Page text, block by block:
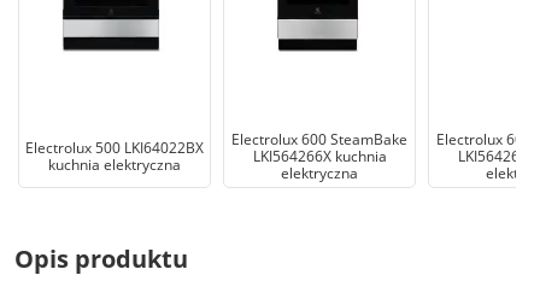
Electrolux 500 LKI64022BX
kuchnia elektryczna
Electrolux 600 SteamBake
LKI564266X kuchnia
elektryczna
Electrolux 600
Opis produktu